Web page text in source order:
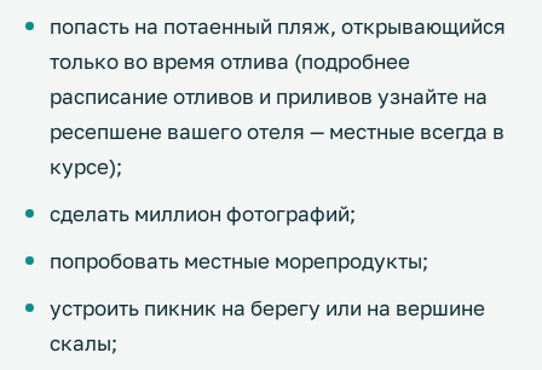
попасть на потаенный пляж, открывающийся
только во время отлива (подробнее
расписание отливов и приливов узнайте на
ресепшене вашего отеля — местные всегда в
курсе);
сделать миллион фотографий;
попробовать местные морепродукты;
устроить пикник на берегу или на вершине
скалы;